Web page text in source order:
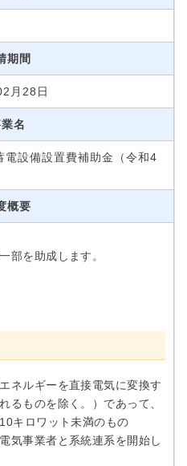
期間
月28日
名
設備設置費補助金（令和4
概要
部を助成します。
ネルギーを直接電気に変換す
るものを除く。）であって、
キロワット未満のもの
気事業者と系統連系を開始し